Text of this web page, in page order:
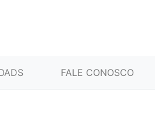
FALE CONOSCO